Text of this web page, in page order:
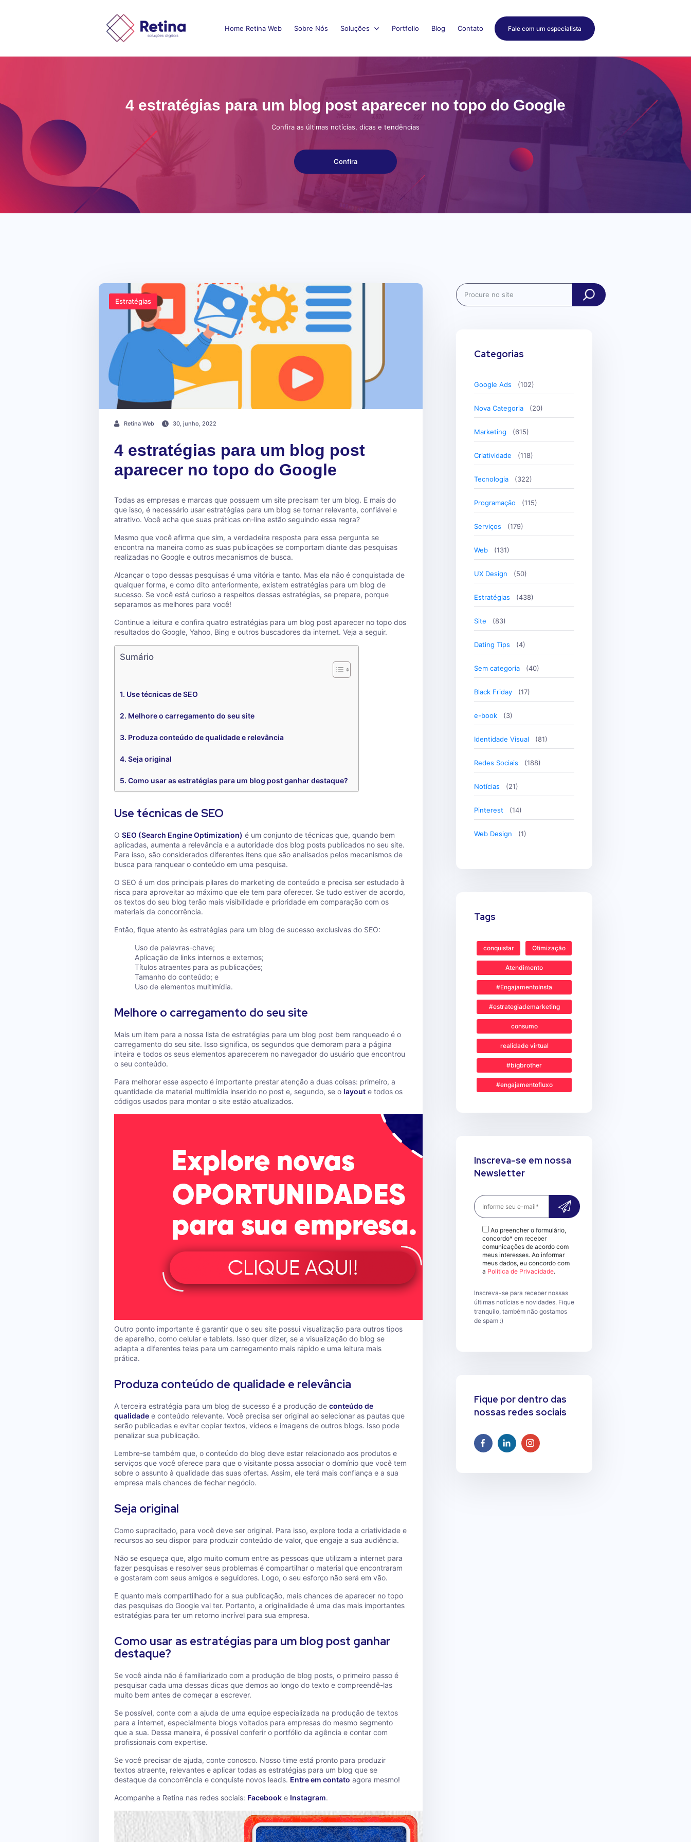
Home Retina Web Sobre Nós Soluções Portfolio Blog Contato Fale com um especialista
4 estratégias para um blog post aparecer no topo do Google
Confira as últimas notícias, dicas e tendências
Confira
Estratégias
Retina Web 30, junho, 2022
4 estratégias para um blog post
aparecer no topo do Google
Todas as empresas e marcas que possuem um site precisam ter um blog. E mais do
que isso, é necessário usar estratégias para um blog se tornar relevante, confiável e
atrativo. Você acha que suas práticas on-line estão seguindo essa regra?
Mesmo que você afirma que sim, a verdadeira resposta para essa pergunta se
encontra na maneira como as suas publicações se comportam diante das pesquisas
realizadas no Google e outros mecanismos de busca.
Alcançar o topo dessas pesquisas é uma vitória e tanto. Mas ela não é conquistada de
qualquer forma, e como dito anteriormente, existem estratégias para um blog de
sucesso. Se você está curioso a respeitos dessas estratégias, se prepare, porque
separamos as melhores para você!
Continue a leitura e confira quatro estratégias para um blog post aparecer no topo dos
resultados do Google, Yahoo, Bing e outros buscadores da internet. Veja a seguir.
Sumário
Use técnicas de SEO
Melhore o carregamento do seu site
Produza conteúdo de qualidade e relevância
Seja original
Como usar as estratégias para um blog post ganhar destaque?
Use técnicas de SEO
O SEO (Search Engine Optimization) é um conjunto de técnicas que, quando bem
aplicadas, aumenta a relevância e a autoridade dos blog posts publicados no seu site.
Para isso, são considerados diferentes itens que são analisados pelos mecanismos de
busca para ranquear o conteúdo em uma pesquisa.
O SEO é um dos principais pilares do marketing de conteúdo e precisa ser estudado à
risca para aproveitar ao máximo que ele tem para oferecer. Se tudo estiver de acordo,
os textos do seu blog terão mais visibilidade e prioridade em comparação com os
materiais da concorrência.
Então, fique atento às estratégias para um blog de sucesso exclusivas do SEO:
Uso de palavras-chave;
Aplicação de links internos e externos;
Títulos atraentes para as publicações;
Tamanho do conteúdo; e
Uso de elementos multimídia.
Melhore o carregamento do seu site
Mais um item para a nossa lista de estratégias para um blog post bem ranqueado é o
carregamento do seu site. Isso significa, os segundos que demoram para a página
inteira e todos os seus elementos aparecerem no navegador do usuário que encontrou
o seu conteúdo.
Para melhorar esse aspecto é importante prestar atenção a duas coisas: primeiro, a
quantidade de material multimídia inserido no post e, segundo, se o layout e todos os
códigos usados para montar o site estão atualizados.
Outro ponto importante é garantir que o seu site possui visualização para outros tipos
de aparelho, como celular e tablets. Isso quer dizer, se a visualização do blog se
adapta a diferentes telas para um carregamento mais rápido e uma leitura mais
prática.
Produza conteúdo de qualidade e relevância
A terceira estratégia para um blog de sucesso é a produção de conteúdo de
qualidade e conteúdo relevante. Você precisa ser original ao selecionar as pautas que
serão publicadas e evitar copiar textos, vídeos e imagens de outros blogs. Isso pode
penalizar sua publicação.
Lembre-se também que, o conteúdo do blog deve estar relacionado aos produtos e
serviços que você oferece para que o visitante possa associar o domínio que você tem
sobre o assunto à qualidade das suas ofertas. Assim, ele terá mais confiança e a sua
empresa mais chances de fechar negócio.
Seja original
Como supracitado, para você deve ser original. Para isso, explore toda a criatividade e
recursos ao seu dispor para produzir conteúdo de valor, que engaje a sua audiência.
Não se esqueça que, algo muito comum entre as pessoas que utilizam a internet para
fazer pesquisas e resolver seus problemas é compartilhar o material que encontraram
e gostaram com seus amigos e seguidores. Logo, o seu esforço não será em vão.
E quanto mais compartilhado for a sua publicação, mais chances de aparecer no topo
das pesquisas do Google vai ter. Portanto, a originalidade é uma das mais importantes
estratégias para ter um retorno incrível para sua empresa.
Como usar as estratégias para um blog post ganhar
destaque?
Se você ainda não é familiarizado com a produção de blog posts, o primeiro passo é
pesquisar cada uma dessas dicas que demos ao longo do texto e compreendê-las
muito bem antes de começar a escrever.
Se possível, conte com a ajuda de uma equipe especializada na produção de textos
para a internet, especialmente blogs voltados para empresas do mesmo segmento
que a sua. Dessa maneira, é possível conferir o portfólio da agência e contar com
profissionais com expertise.
Se você precisar de ajuda, conte conosco. Nosso time está pronto para produzir
textos atraente, relevantes e aplicar todas as estratégias para um blog que se
destaque da concorrência e conquiste novos leads. Entre em contato agora mesmo!
Acompanhe a Retina nas redes sociais: Facebook e Instagram.
Search
Categorias
Google Ads (102)
Nova Categoria (20)
Marketing (615)
Criatividade (118)
Tecnologia (322)
Programação (115)
Serviços (179)
Web (131)
UX Design (50)
Estratégias (438)
Site (83)
Dating Tips (4)
Sem categoria (40)
Black Friday (17)
e-book (3)
Identidade Visual (81)
Redes Sociais (188)
Notícias (21)
Pinterest (14)
Web Design (1)
Tags
conquistar Otimização
Atendimento
#EngajamentoInsta
#estrategiademarketing
consumo
realidade virtual
#bigbrother
#engajamentofluxo
Inscreva-se em nossa
Newsletter
Ao preencher o formulário,
concordo* em receber
comunicações de acordo com
meus interesses. Ao informar
meus dados, eu concordo com
a Política de Privacidade.
Inscreva-se para receber nossas
últimas notícias e novidades. Fique
tranquilo, também não gostamos
de spam :)
Fique por dentro das
nossas redes sociais